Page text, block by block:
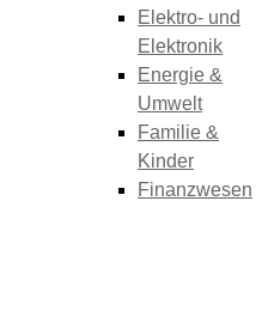
Elektro- und
Elektronik
Energie &
Umwelt
Familie &
Kinder
Finanzwesen